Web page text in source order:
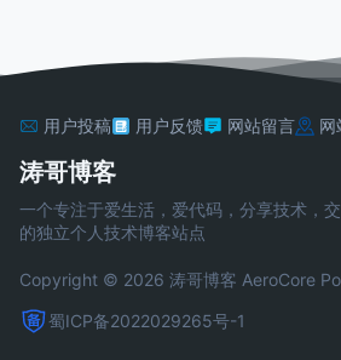
用户投稿 用户反馈 网站留言 网
涛哥博客
一个专注于爱生活，爱代码，分享技术，
的独立个人技术博客站点
Copyright © 2026 涛哥博客 AeroCore
蜀ICP备2022029265号-1